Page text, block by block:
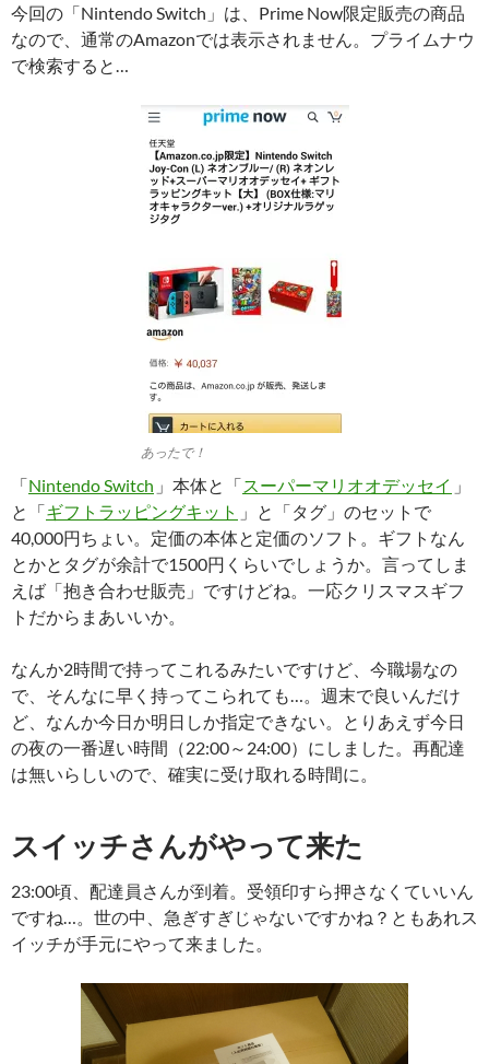
今回の「Nintendo Switch」は、Prime Now限定販売の商品
なので、通常のAmazonでは表示されません。プライムナウ
で検索すると…
あったで！
「Nintendo Switch 」本体と「スーパーマリオオデッセイ 」
と「ギフトラッピングキット 」と「タグ」のセットで
40,000円ちょい。定価の本体と定価のソフト。ギフトなん
とかとタグが余計で1500円くらいでしょうか。言ってしま
えば「抱き合わせ販売」ですけどね。一応クリスマスギフ
トだからまあいいか。
なんか2時間で持ってこれるみたいですけど、今職場なの
で、そんなに早く持ってこられても…。週末で良いんだけ
ど、なんか今日か明日しか指定できない。とりあえず今日
の夜の一番遅い時間（22:00～24:00）にしました。再配達
は無いらしいので、確実に受け取れる時間に。
スイッチさんがやって来た
23:00頃、配達員さんが到着。受領印すら押さなくていいん
ですね…。世の中、急ぎすぎじゃないですかね？ともあれス
イッチが手元にやって来ました。